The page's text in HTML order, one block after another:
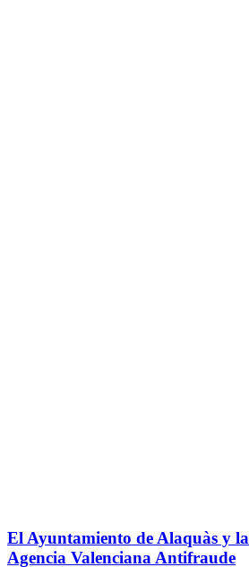
El Ayuntamiento de Alaquàs y la
Agencia Valenciana Antifraude